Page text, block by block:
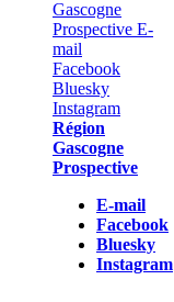
Région
Gascogne
Prospective
E-mail
Facebook
Bluesky
Instagram